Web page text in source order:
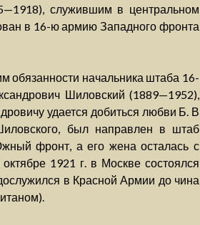
служившим в центральном
в 16-ю армию Западного фронта
обязанности начальника штаба 16-
Шиловский (1889—1952),
удается добиться любви Б. В
был направлен в штаб
фронт, а его жена осталась с
1921 г. в Москве состоялся
в Красной Армии до чина